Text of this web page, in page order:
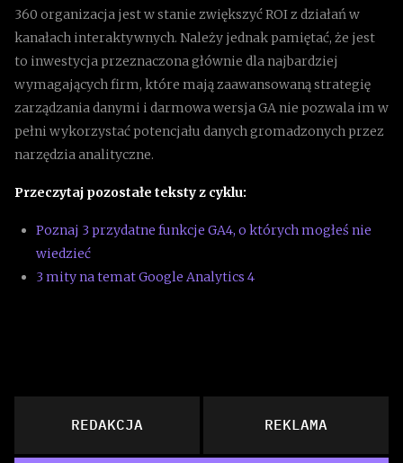
360 organizacja jest w stanie zwiększyć ROI z działań w
kanałach interaktywnych. Należy jednak pamiętać, że jest
to inwestycja przeznaczona głównie dla najbardziej
wymagających firm, które mają zaawansowaną strategię
zarządzania danymi i darmowa wersja GA nie pozwala im w
pełni wykorzystać potencjału danych gromadzonych przez
narzędzia analityczne.
Przeczytaj pozostałe teksty z cyklu:
Poznaj 3 przydatne funkcje GA4, o których mogłeś nie
wiedzieć
3 mity na temat Google Analytics 4
REDAKCJA REKLAMA